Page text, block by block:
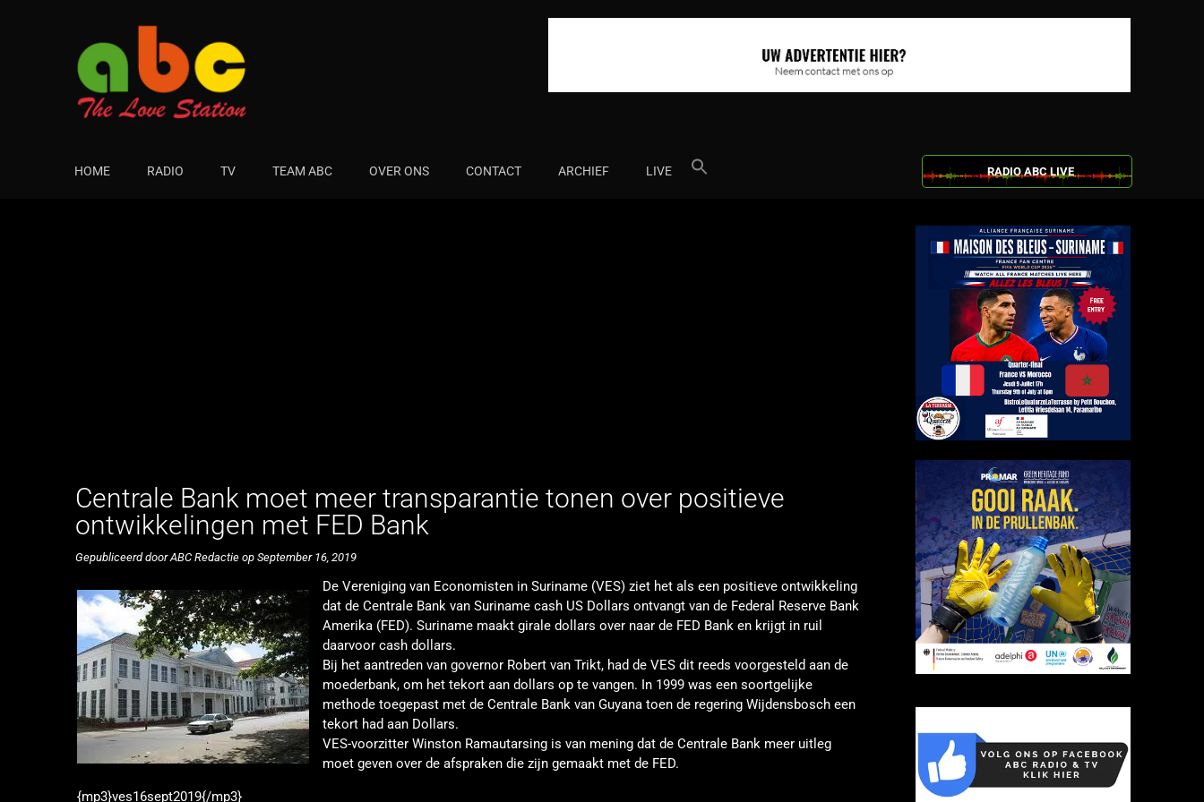
HOME RADIO TV TEAM ABC OVER ONS CONTACT ARCHIEF LIVE
Search
for:
RADIO ABC LIVE
Centrale Bank moet meer transparantie tonen over positieve
ontwikkelingen met FED Bank
Gepubliceerd door ABC Redactie op September 16, 2019
De Vereniging van Economisten in Suriname (VES) ziet het als een positieve ontwikkeling
dat de Centrale Bank van Suriname cash US Dollars ontvangt van de Federal Reserve Bank
Amerika (FED). Suriname maakt girale dollars over naar de FED Bank en krijgt in ruil
daarvoor cash dollars.
Bij het aantreden van governor Robert van Trikt, had de VES dit reeds voorgesteld aan de
moederbank, om het tekort aan dollars op te vangen. In 1999 was een soortgelijke
methode toegepast met de Centrale Bank van Guyana toen de regering Wijdensbosch een
tekort had aan Dollars.
VES-voorzitter Winston Ramautarsing is van mening dat de Centrale Bank meer uitleg
moet geven over de afspraken die zijn gemaakt met de FED.
{mp3}ves16sept2019{/mp3}